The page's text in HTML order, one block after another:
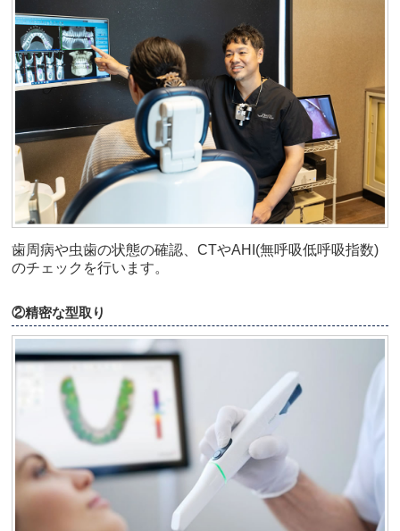
歯周病や虫歯の状態の確認、CTやAHI(無呼吸低呼吸指数)
のチェックを行います。
②精密な型取り